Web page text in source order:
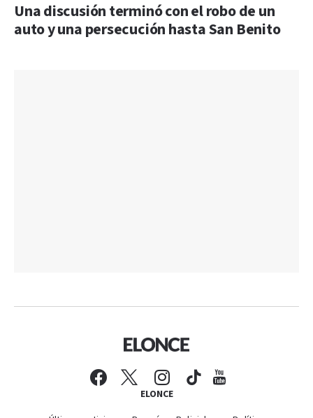
Una discusión terminó con el robo de un
auto y una persecución hasta San Benito
ELONCE